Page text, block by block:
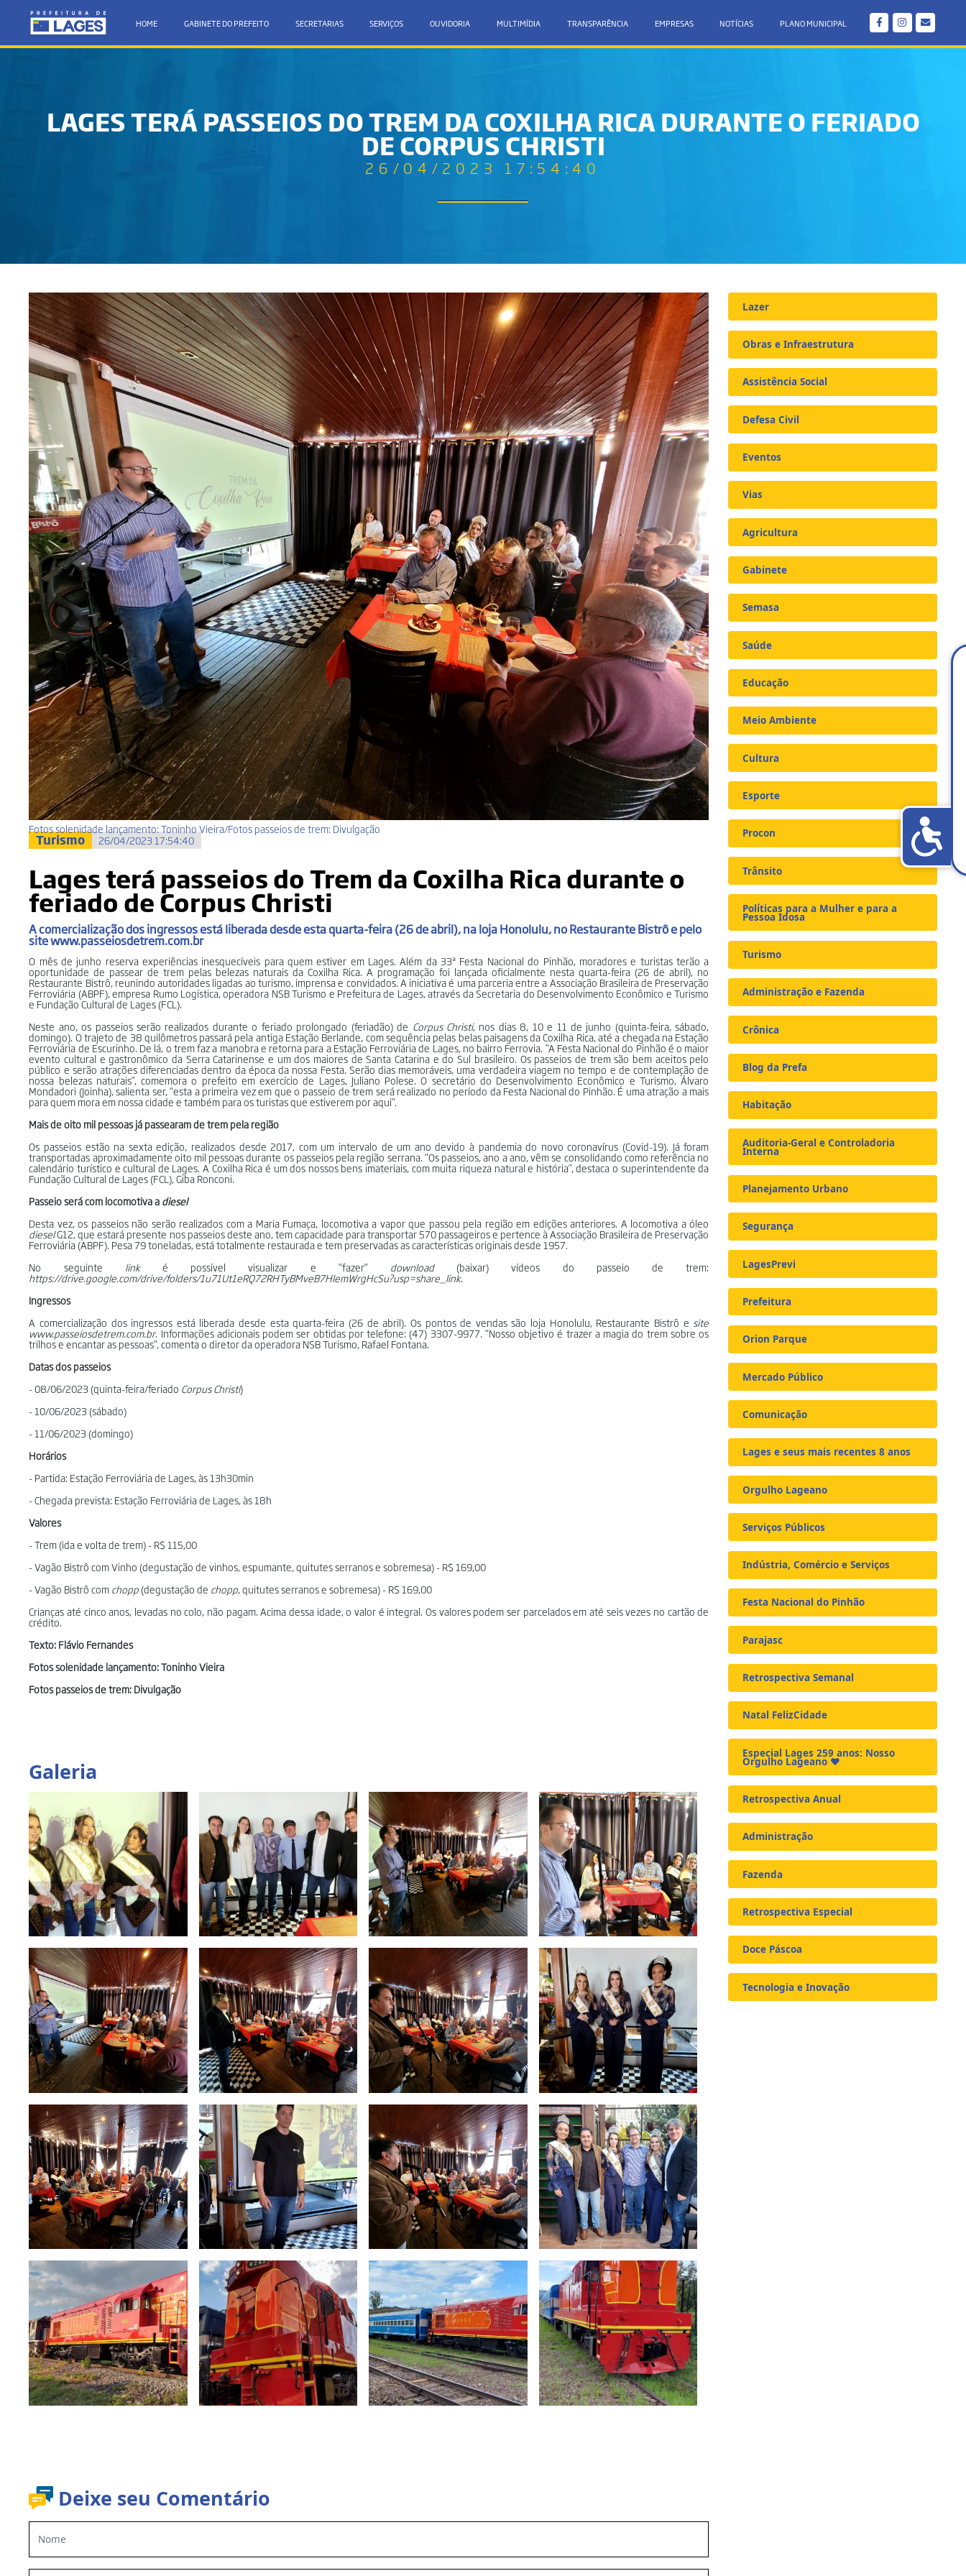
HOME GABINETE DO PREFEITO SECRETARIAS SERVIÇOS OUVIDORIA MULTIMÍDIA TRANSPARÊNCIA EMPRESAS NOTÍCIAS PLANO MUNICIPAL
LAGES TERÁ PASSEIOS DO TREM DA COXILHA RICA DURANTE O FERIADO
DE CORPUS CHRISTI
26/04/2023 17:54:40
Fotos solenidade lançamento: Toninho Vieira/Fotos passeios de trem: Divulgação
Turismo 26/04/2023 17:54:40
Lages terá passeios do Trem da Coxilha Rica durante o
feriado de Corpus Christi
A comercialização dos ingressos está liberada desde esta quarta-feira (26 de abril), na loja Honolulu, no Restaurante Bistrô e pelo
site www.passeiosdetrem.com.br
O mês de junho reserva experiências inesquecíveis para quem estiver em Lages. Além da 33ª Festa Nacional do Pinhão, moradores e turistas terão a
oportunidade de passear de trem pelas belezas naturais da Coxilha Rica. A programação foi lançada oficialmente nesta quarta-feira (26 de abril), no
Restaurante Bistrô, reunindo autoridades ligadas ao turismo, imprensa e convidados. A iniciativa é uma parceria entre a Associação Brasileira de Preservação
Ferroviária (ABPF), empresa Rumo Logística, operadora NSB Turismo e Prefeitura de Lages, através da Secretaria do Desenvolvimento Econômico e Turismo
e Fundação Cultural de Lages (FCL).
Neste ano, os passeios serão realizados durante o feriado prolongado (feriadão) de Corpus Christi, nos dias 8, 10 e 11 de junho (quinta-feira, sábado,
domingo). O trajeto de 38 quilômetros passará pela antiga Estação Berlande, com sequência pelas belas paisagens da Coxilha Rica, até a chegada na Estação
Ferroviária de Escurinho. De lá, o trem faz a manobra e retorna para a Estação Ferroviária de Lages, no bairro Ferrovia. “A Festa Nacional do Pinhão é o maior
evento cultural e gastronômico da Serra Catarinense e um dos maiores de Santa Catarina e do Sul brasileiro. Os passeios de trem são bem aceitos pelo
público e serão atrações diferenciadas dentro da época da nossa Festa. Serão dias memoráveis, uma verdadeira viagem no tempo e de contemplação de
nossa belezas naturais”, comemora o prefeito em exercício de Lages, Juliano Polese. O secretário do Desenvolvimento Econômico e Turismo, Álvaro
Mondadori (Joinha), salienta ser, “esta a primeira vez em que o passeio de trem será realizado no período da Festa Nacional do Pinhão. É uma atração a mais
para quem mora em nossa cidade e também para os turistas que estiverem por aqui”.
Mais de oito mil pessoas já passearam de trem pela região
Os passeios estão na sexta edição, realizados desde 2017, com um intervalo de um ano devido à pandemia do novo coronavírus (Covid-19). Já foram
transportadas aproximadamente oito mil pessoas durante os passeios pela região serrana. “Os passeios, ano a ano, vêm se consolidando como referência no
calendário turístico e cultural de Lages. A Coxilha Rica é um dos nossos bens imateriais, com muita riqueza natural e história”, destaca o superintendente da
Fundação Cultural de Lages (FCL), Giba Ronconi.
Passeio será com locomotiva a diesel
Desta vez, os passeios não serão realizados com a Maria Fumaça, locomotiva a vapor que passou pela região em edições anteriores. A locomotiva a óleo
dieselG12, que estará presente nos passeios deste ano, tem capacidade para transportar 570 passageiros e pertence à Associação Brasileira de Preservação
Ferroviária (ABPF). Pesa 79 toneladas, está totalmente restaurada e tem preservadas as características originais desde 1957.
No seguinte linké possível visualizar e “fazer” download(baixar) vídeos do passeio de trem:
https://drive.google.com/drive/folders/1u71Ut1eRQ72RHTyBMveB7HlemWrgHcSu?usp=share_link.
Ingressos
A comercialização dos ingressos está liberada desde esta quarta-feira (26 de abril). Os pontos de vendas são loja Honolulu, Restaurante Bistrô e site
www.passeiosdetrem.com.br. Informações adicionais podem ser obtidas por telefone: (47) 3307-9977. “Nosso objetivo é trazer a magia do trem sobre os
trilhos e encantar as pessoas”, comenta o diretor da operadora NSB Turismo, Rafael Fontana.
Datas dos passeios
- 08/06/2023 (quinta-feira/feriado CorpusChristi)
- 10/06/2023 (sábado)
- 11/06/2023 (domingo)
Horários
- Partida: Estação Ferroviária de Lages, às 13h30min
- Chegada prevista: Estação Ferroviária de Lages, às 18h
Valores
- Trem (ida e volta de trem) - R$ 115,00
- Vagão Bistrô com Vinho (degustação de vinhos, espumante, quitutes serranos e sobremesa) - R$ 169,00
- Vagão Bistrô com chopp(degustação de chopp, quitutes serranos e sobremesa) - R$ 169,00
Crianças até cinco anos, levadas no colo, não pagam. Acima dessa idade, o valor é integral. Os valores podem ser parcelados em até seis vezes no cartão de
crédito.
Texto: Flávio Fernandes
Fotos solenidade lançamento: Toninho Vieira
Fotos passeios de trem: Divulgação
Galeria
Deixe seu Comentário
Lazer
Obras e Infraestrutura
Assistência Social
Defesa Civil
Eventos
Vias
Agricultura
Gabinete
Semasa
Saúde
Educação
Meio Ambiente
Cultura
Esporte
Procon
Trânsito
Políticas para a Mulher e para a
Pessoa Idosa
Turismo
Administração e Fazenda
Crônica
Blog da Prefa
Habitação
Auditoria-Geral e Controladoria
Interna
Planejamento Urbano
Segurança
LagesPrevi
Prefeitura
Orion Parque
Mercado Público
Comunicação
Lages e seus mais recentes 8 anos
Orgulho Lageano
Serviços Públicos
Indústria, Comércio e Serviços
Festa Nacional do Pinhão
Parajasc
Retrospectiva Semanal
Natal FelizCidade
Especial Lages 259 anos: Nosso
Orgulho Lageano ❤️
Retrospectiva Anual
Administração
Fazenda
Retrospectiva Especial
Doce Páscoa
Tecnologia e Inovação